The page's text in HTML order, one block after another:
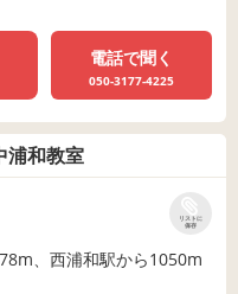
電話で聞く
050-3177-4225
浦和教室
リストに
保存
、西浦和駅から1050m